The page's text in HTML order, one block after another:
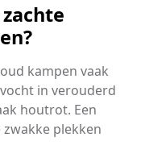
kampen vaak
in verouderd
houtrot. Een
plekken